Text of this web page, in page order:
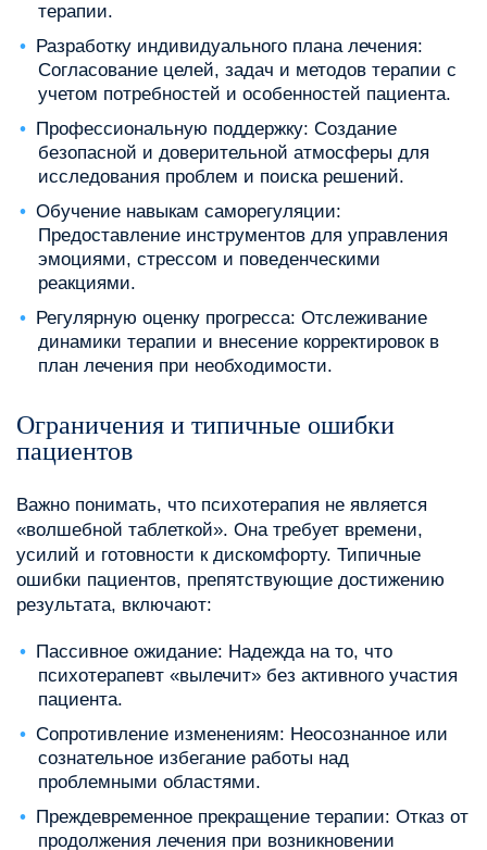
терапии.
Разработку индивидуального плана лечения:
Согласование целей, задач и методов терапии с
учетом потребностей и особенностей пациента.
Профессиональную поддержку: Создание
безопасной и доверительной атмосферы для
исследования проблем и поиска решений.
Обучение навыкам саморегуляции:
Предоставление инструментов для управления
эмоциями, стрессом и поведенческими
реакциями.
Регулярную оценку прогресса: Отслеживание
динамики терапии и внесение корректировок в
план лечения при необходимости.
Ограничения и типичные ошибки
пациентов
Важно понимать, что психотерапия не является
«волшебной таблеткой». Она требует времени,
усилий и готовности к дискомфорту. Типичные
ошибки пациентов, препятствующие достижению
результата, включают:
Пассивное ожидание: Надежда на то, что
психотерапевт «вылечит» без активного участия
пациента.
Сопротивление изменениям: Неосознанное или
сознательное избегание работы над
проблемными областями.
Преждевременное прекращение терапии: Отказ от
продолжения лечения при возникновении